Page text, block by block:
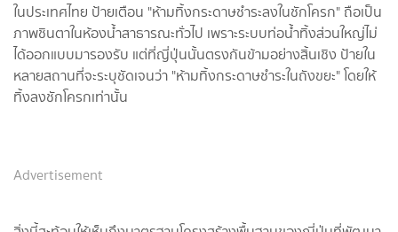
ในประเทศไทย ป้ายเตือน "ห้ามทิ้งกระดาษชำระลงในชักโครก" ถือเป็น
ภาพชินตาในห้องน้ำสาธารณะทั่วไป เพราะระบบท่อน้ำทิ้งส่วนใหญ่ไม่
ได้ออกแบบมารองรับ แต่ที่ญี่ปุ่นนั้นตรงกันข้ามอย่างสิ้นเชิง ป้ายใน
หลายสถานที่จะระบุชัดเจนว่า "ห้ามทิ้งกระดาษชำระในถังขยะ" โดยให้
ทิ้งลงชักโครกเท่านั้น
Advertisement